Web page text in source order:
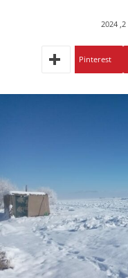
Pinterest